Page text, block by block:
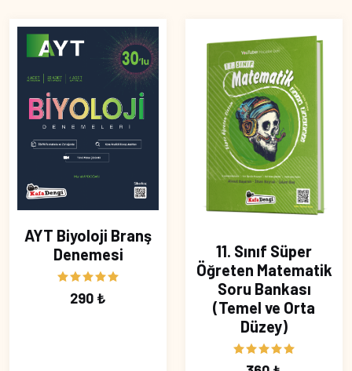
AYT Biyoloji Branş
Denemesi
290 ₺
11. Sınıf Süper
Öğreten Matematik
Soru Bankası
(Temel ve Orta
Düzey)